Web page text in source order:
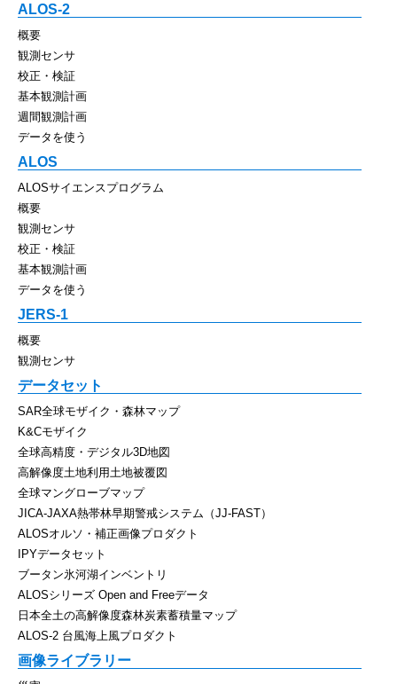
ALOS-2
概要
観測センサ
校正・検証
基本観測計画
週間観測計画
データを使う
ALOS
ALOSサイエンスプログラム
概要
観測センサ
校正・検証
基本観測計画
データを使う
JERS-1
概要
観測センサ
データセット
SAR全球モザイク・森林マップ
K&Cモザイク
全球高精度・デジタル3D地図
高解像度土地利用土地被覆図
全球マングローブマップ
JICA-JAXA熱帯林早期警戒システム（JJ-FAST）
ALOSオルソ・補正画像プロダクト
IPYデータセット
ブータン氷河湖インベントリ
ALOSシリーズ Open and Freeデータ
日本全土の高解像度森林炭素蓄積量マップ
ALOS-2 台風海上風プロダクト
画像ライブラリー